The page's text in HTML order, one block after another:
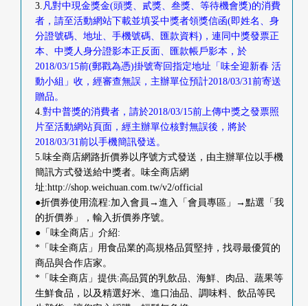
3. 凡對中現金獎金(頭獎、貳獎、叁獎、等待機會獎)的消費
者，請至活動網站下載並填妥中獎者領獎信函(即姓名、身
分證號碼、地址、手機號碼、匯款資料)，連同中獎發票正
本、中獎人身分證影本正反面、匯款帳戶影本，於
2018/03/15前(郵戳為憑)掛號寄回指定地址「味全迎新春 活
動小組」收，經審查無誤，主辦單位預計2018/03/31前寄送
贈品。
4.對中普獎的消費者，請於2018/03/15前上傳中獎之發票照
片至活動網站頁面，經主辦單位核對無誤後，將於
2018/03/31前以手機簡訊發送。
5.味全商店網路折價券以序號方式發送，由主辦單位以手機
簡訊方式發送給中獎者。味全商店網
址:http://shop.weichuan.com.tw/v2/official
●折價券使用流程:加入會員→進入「會員專區」→點選「我
的折價券」，輸入折價券序號。
●「味全商店」介紹:
*「味全商店」用食品業的高規格品質堅持，找尋最優質的
商品與合作店家。
*「味全商店」提供:高品質的乳飲品、海鮮、肉品、蔬果等
生鮮食品，以及精選好米、進口油品、調味料、飲品等民